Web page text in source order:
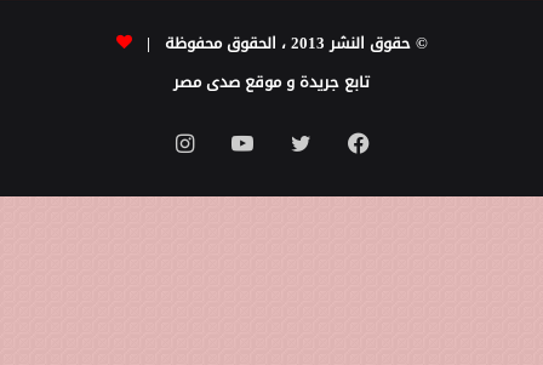
© حقوق النشر 2013 ، الحقوق محفوظة |
تابع جريدة و موقع صدى مصر
فيسبوك تويتر يوتيوبانستقرام